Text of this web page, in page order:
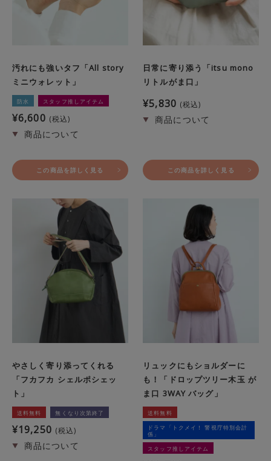
汚れにも強いタフ「All story
ミニウォレット」
防水 スタッフ推しアイテム
¥6,600 税込
この商品を詳しく見る
日常に寄り添う「itsu mono
リトルがま口」
¥5,830 税込
この商品を詳しく見る
やさしく寄り添ってくれる
「フカフカ シェルポシェッ
ト」
送料無料 無くなり次第終了
¥19,250 税込
リュックにもショルダーに
も！「ドロップツリー木玉 が
ま口 3WAY バッグ」
送料無料
ドラマ「トクメイ！ 警視庁特別会計
係」
スタッフ推しアイテム